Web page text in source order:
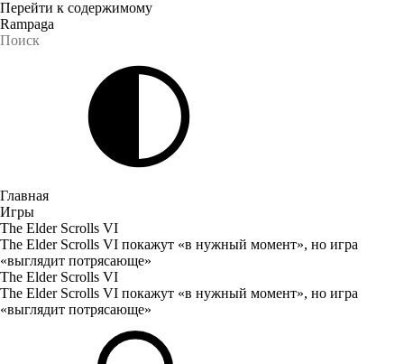
Перейти к содержимому
Rampaga
Главная
Игры
The Elder Scrolls VI
The Elder Scrolls VI покажут «в нужный момент», но игра
«выглядит потрясающе»
The Elder Scrolls VI
The Elder Scrolls VI покажут «в нужный момент», но игра
«выглядит потрясающе»